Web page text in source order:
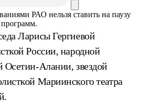
РАО нельзя ставить на паузу
Ларисы Гергиевой
России, народной
Осетии-Алании, звездой
Мариинского театра